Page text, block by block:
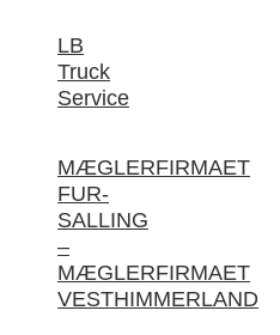
LB
Truck
Service
MÆGLERFIRMAET
FUR-
SALLING
–
MÆGLERFIRMAET
VESTHIMMERLAND